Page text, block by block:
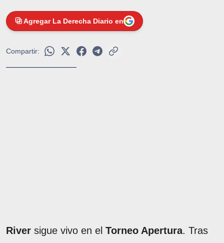
Agregar La Derecha Diario en
Compartir:
River sigue vivo en el Torneo Apertura. Tras